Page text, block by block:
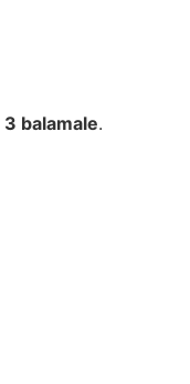
3 balamale.